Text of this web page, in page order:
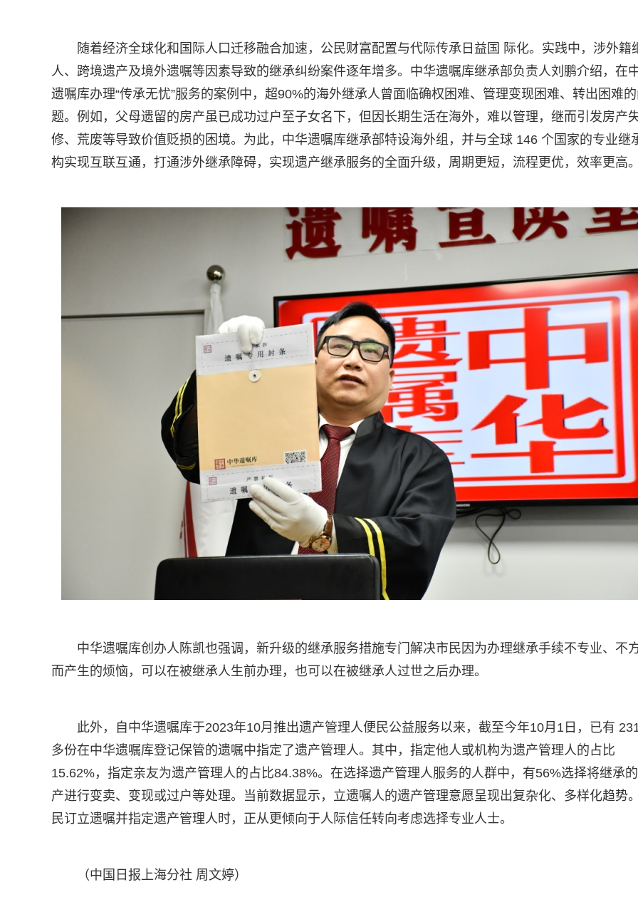
随着经济全球化和国际人口迁移融合加速，公民财富配置与代际传承日益国 际化。实践中，涉外籍
人、跨境遗产及境外遗嘱等因素导致的继承纠纷案件逐年增多。中华遗嘱库继承部负责人刘鹏介绍，在
遗嘱库办理“传承无忧”服务的案例中，超90%的海外继承人曾面临确权困难、管理变现困难、转出困难
题。例如，父母遗留的房产虽已成功过户至子女名下，但因长期生活在海外，难以管理，继而引发房产
修、荒废等导致价值贬损的困境。为此，中华遗嘱库继承部特设海外组，并与全球 146 个国家的专业继
构实现互联互通，打通涉外继承障碍，实现遗产继承服务的全面升级，周期更短，流程更优，效率更高
中华遗嘱库创办人陈凯也强调，新升级的继承服务措施专门解决市民因为办理继承手续不专业、不
而产生的烦恼，可以在被继承人生前办理，也可以在被继承人过世之后办理。
此外，自中华遗嘱库于2023年10月推出遗产管理人便民公益服务以来，截至今年10月1日，已有
多份在中华遗嘱库登记保管的遗嘱中指定了遗产管理人。其中，指定他人或机构为遗产管理人的占比
15.62%，指定亲友为遗产管理人的占比84.38%。在选择遗产管理人服务的人群中，有56%选择将继承
产进行变卖、变现或过户等处理。当前数据显示，立遗嘱人的遗产管理意愿呈现出复杂化、多样化趋势
民订立遗嘱并指定遗产管理人时，正从更倾向于人际信任转向考虑选择专业人士。
（中国日报上海分社 周文婷）